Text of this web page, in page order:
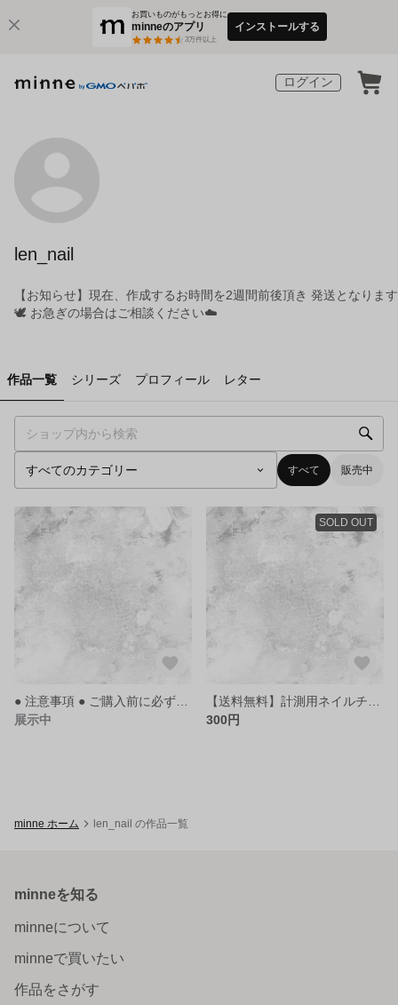
お買いものがもっとお得に
minneのアプリ
3万件以上
インストールする
ログイン
len_nail
【お知らせ】現在、作成するお時間を2週間前後頂き 発送となります
🕊 お急ぎの場合はご相談ください☁️
作品一覧 シリーズ プロフィール レター
すべて 販売中
展示中
SOLD OUT
300円
minne ホーム len_nail の作品一覧
minneを知る
minneについて
minneで買いたい
作品をさがす